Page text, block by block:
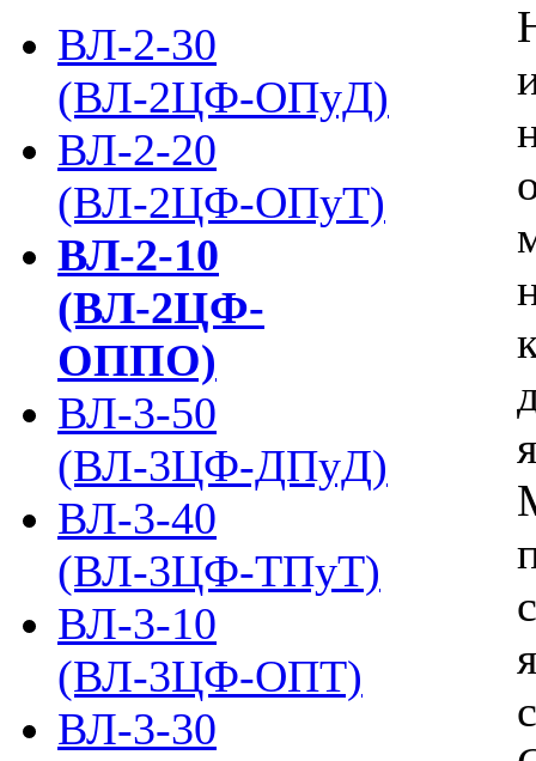
ВЛ-2-30
(ВЛ-2ЦФ-ОПуД)
ВЛ-2-20
(ВЛ-2ЦФ-ОПуТ)
ВЛ-2-10
(ВЛ-2ЦФ-
ОППО)
ВЛ-3-50
(ВЛ-3ЦФ-ДПуД)
ВЛ-3-40
(ВЛ-3ЦФ-ТПуТ)
ВЛ-3-10
(ВЛ-3ЦФ-ОПТ)
ВЛ-3-30